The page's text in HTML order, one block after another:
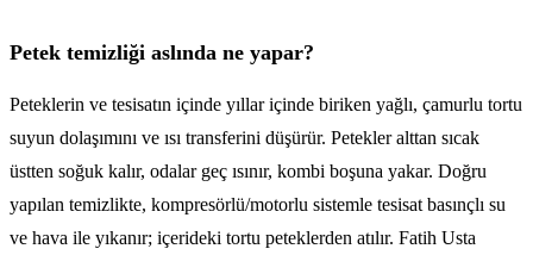
Petek temizliği aslında ne yapar?
Peteklerin ve tesisatın içinde yıllar içinde biriken yağlı, çamurlu tortu
suyun dolaşımını ve ısı transferini düşürür. Petekler alttan sıcak
üstten soğuk kalır, odalar geç ısınır, kombi boşuna yakar. Doğru
yapılan temizlikte, kompresörlü/motorlu sistemle tesisat basınçlı su
ve hava ile yıkanır; içerideki tortu peteklerden atılır. Fatih Usta